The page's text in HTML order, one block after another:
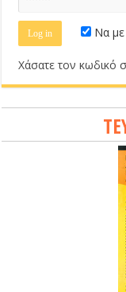
Να
Χάσατε τον κωδικό